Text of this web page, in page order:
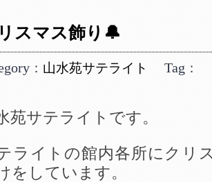
スマス飾り🔔
： 山水苑サテライト Tag ：
苑サテライトです。
ライトの館内各所にクリ
をしています。